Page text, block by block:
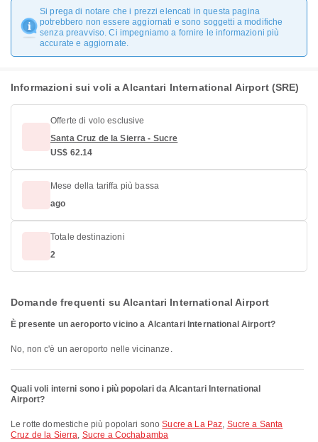
Si prega di notare che i prezzi elencati in questa pagina
potrebbero non essere aggiornati e sono soggetti a modifiche
senza preavviso. Ci impegniamo a fornire le informazioni più
accurate e aggiornate.
Informazioni sui voli a Alcantari International Airport (SRE)
Offerte di volo esclusive
Santa Cruz de la Sierra - Sucre
US$ 62.14
Mese della tariffa più bassa
ago
Totale destinazioni
2
Domande frequenti su Alcantari International Airport
È presente un aeroporto vicino a Alcantari International Airport?
No, non c'è un aeroporto nelle vicinanze.
Quali voli interni sono i più popolari da Alcantari International
Airport?
Le rotte domestiche più popolari sonoSucre a La Paz, Sucre a Santa
Cruz de la Sierra, Sucre a Cochabamba